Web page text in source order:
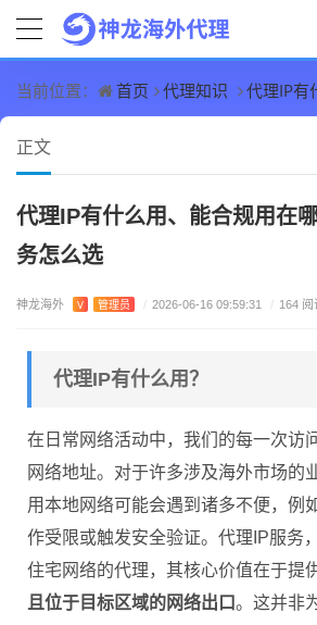
当前位置： 首页 代理知识 代理IP有什么用、
正文
代理IP有什么用、能合规用在
务怎么选
神龙海外 V 管理员 / 2026-06-16 09:59:31 / 164 阅
代理IP有什么用？
在日常网络活动中，我们的每一次访
网络地址。对于许多涉及海外市场的
用本地网络可能会遇到诸多不便，例
作受限或触发安全验证。代理IP服务
住宅网络的代理，其核心价值在于提
且位于目标区域的网络出口。这并非